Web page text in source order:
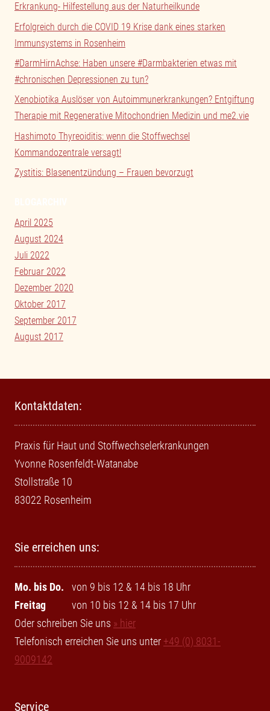
Erkrankung- Hilfestellung aus der Naturheilkunde
Erfolgreich durch die COVID 19 Krise dank eines starken
Immunsystems in Rosenheim
#DarmHirnAchse: Haben unsere #Darmbakterien etwas mit
#chronischen Depressionen zu tun?
Xenobiotika Auslöser von Autoimmunerkrankungen? Entgiftung
Therapie mit Regenerative Mitochondrien Medizin und me2.vie
Hashimoto Thyreoiditis: wenn die Stoffwechsel
Kommandozentrale versagt!
Zystitis: Blasenentzündung – Frauen bevorzugt
April 2025
August 2024
Juli 2022
Februar 2022
Dezember 2020
Oktober 2017
September 2017
August 2017
Kontaktdaten:
Praxis für Haut und Stoffwechselerkrankungen
Yvonne Rosenfeldt-Watanabe
Stollstraße 10
83022 Rosenheim
Sie erreichen uns:
Mo. bis Do.
von 9 bis 12 & 14 bis 18 Uhr
Freitag
von 10 bis 12 & 14 bis 17 Uhr
Oder schreiben Sie uns » hier
Telefonisch erreichen Sie uns unter +49 (0) 8031-
9009142
Service